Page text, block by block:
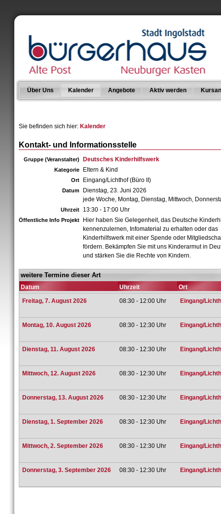
Über Uns Kalender Angebote Aktiv werden
Sie befinden sich hier: Kalender
Kontakt- und Informationsstelle
Gruppe (Veranstalter) Deutsches Kinderhilfswerk
Kategorie Eltern & Kind
Ort Eingang/Lichthof (Büro II)
Datum
Dienstag, 23. Juni 2026
jede Woche, Montag, Dienstag, Mittwoch,
Uhrzeit 13:30 - 17:00 Uhr
Öffentliche Info Projekt
Hier haben Sie Gelegenheit, das Deutsche
kennenzulernen, Infomaterial zu erhalten oder das
Kinderhilfswerk mit einer Spende oder
fördern. Bekämpfen Sie mit uns Kinderarmut in
und stärken Sie die Rechte von Kindern.
weitere Termine dieser Art
Datum Uhrzeit
Ort
Freitag, 7. August 2026
08:30 - 12:00 Uhr Eingang/
Montag, 10. August 2026 08:30 - 12:30 Uhr Eingang/
Dienstag, 11. August 2026 08:30 - 12:30 Uhr Eingang/
Mittwoch, 12. August 2026 08:30 - 12:30 Uhr Eingang/
Donnerstag, 13. August 2026 08:30 - 12:30 Uhr Eingang/
Dienstag, 1. September 2026 08:30 - 12:30 Uhr Eingang/
Mittwoch, 2. September 2026 08:30 - 12:30 Uhr Eingang/
Donnerstag, 3. September 2026 08:30 - 12:30 Uhr Eingang/